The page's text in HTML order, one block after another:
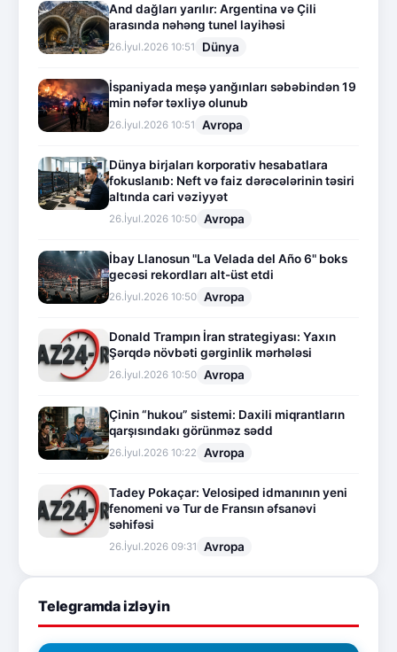
And dağları yarılır: Argentina və Çili
arasında nəhəng tunel layihəsi
26.İyul.2026 10:51 Dünya
İspaniyada meşə yanğınları səbəbindən 19
min nəfər təxliyə olunub
26.İyul.2026 10:51 Avropa
Dünya birjaları korporativ hesabatlara
fokuslanıb: Neft və faiz dərəcələrinin təsiri
altında cari vəziyyət
26.İyul.2026 10:50 Avropa
İbay Llanosun "La Velada del Año 6" boks
gecəsi rekordları alt-üst etdi
26.İyul.2026 10:50 Avropa
Donald Trampın İran strategiyası: Yaxın
Şərqdə növbəti gərginlik mərhələsi
26.İyul.2026 10:50 Avropa
Çinin “hukou” sistemi: Daxili miqrantların
qarşısındakı görünməz sədd
26.İyul.2026 10:22 Avropa
Tadey Pokaçar: Velosiped idmanının yeni
fenomeni və Tur de Fransın əfsanəvi
səhifəsi
26.İyul.2026 09:31 Avropa
Telegramda izləyin